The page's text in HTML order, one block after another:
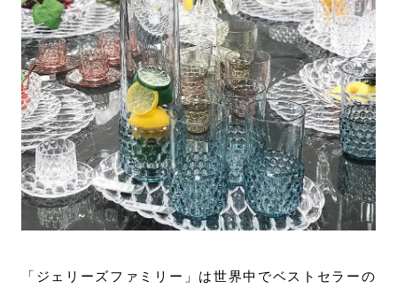
お知らせ
カタログを見る
よくあるご質問
お問い合わせ
サポート
LANGUAGE :
JP
EN
CN
「ジェリーズファミリー」は世界中でベストセラーの